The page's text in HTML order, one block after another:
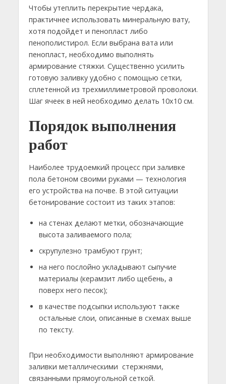
Чтобы утеплить перекрытие чердака,
практичнее использовать минеральную вату,
хотя подойдет и пенопласт либо
пенополистирол. Если выбрана вата или
пенопласт, необходимо выполнять
армирование стяжки. Существенно усилить
готовую заливку удобно с помощью сетки,
сплетенной из трехмиллиметровой проволоки.
Шаг ячеек в ней необходимо делать 10х10 см.
Порядок выполнения
работ
Наиболее трудоемкий процесс при заливке
пола бетоном своими руками — технология
его устройства на почве. В этой ситуации
бетонирование состоит из таких этапов:
на стенах делают метки, обозначающие
высота заливаемого пола;
скрупулезно трамбуют грунт;
на него послойно укладывают сыпучие
материалы (керамзит либо щебень, а
поверх него песок);
в качестве подсыпки используют также
остальные слои, описанные в схемах выше
по тексту.
При необходимости выполняют армирование
заливки металлическими стержнями,
связанными прямоугольной сеткой.